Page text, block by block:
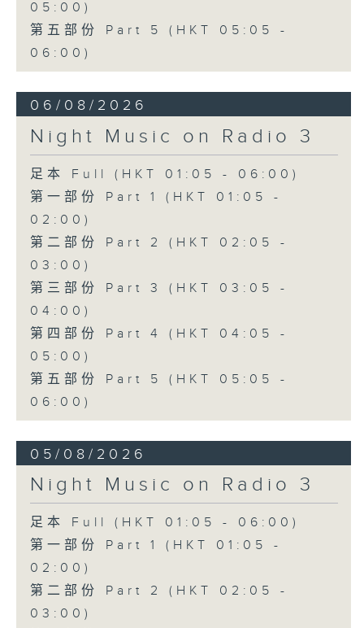
05:00)
第五部份 Part 5 (HKT 05:05 -
06:00)
06/08/2026
Night Music on Radio 3
足本 Full (HKT 01:05 - 06:00)
第一部份 Part 1 (HKT 01:05 -
02:00)
第二部份 Part 2 (HKT 02:05 -
03:00)
第三部份 Part 3 (HKT 03:05 -
04:00)
第四部份 Part 4 (HKT 04:05 -
05:00)
第五部份 Part 5 (HKT 05:05 -
06:00)
05/08/2026
Night Music on Radio 3
足本 Full (HKT 01:05 - 06:00)
第一部份 Part 1 (HKT 01:05 -
02:00)
第二部份 Part 2 (HKT 02:05 -
03:00)